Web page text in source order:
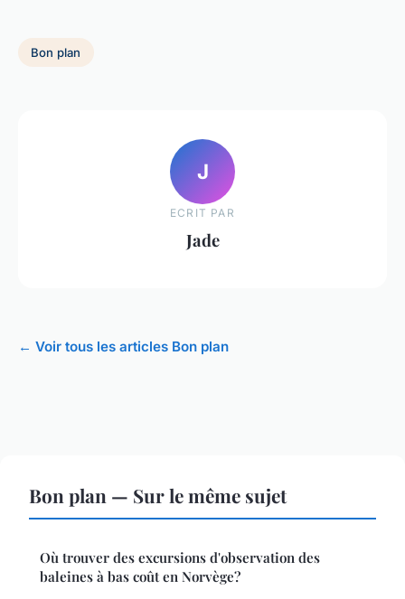
Bon plan
J
ECRIT PAR
Jade
← Voir tous les articles Bon plan
Bon plan — Sur le même sujet
Où trouver des excursions d'observation des
baleines à bas coût en Norvège?